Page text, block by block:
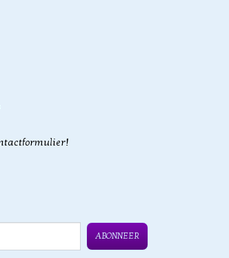
ABONNEER